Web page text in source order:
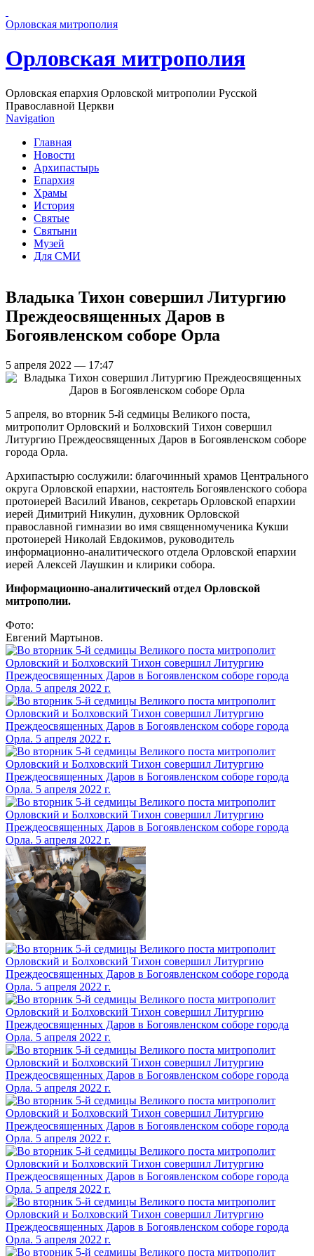
Орловская митрополия
Орловская митрополия
Орловская епархия Орловской митрополии Русской
Православной Церкви
Navigation
Главная
Новости
Архипастырь
Епархия
Храмы
История
Святые
Святыни
Музей
Для СМИ
Владыка Тихон совершил Литургию
Преждеосвященных Даров в
Богоявленском соборе Орла
5 апреля 2022 — 17:47
5 апреля, во вторник 5-й седмицы Великого поста,
митрополит Орловский и Болховский Тихон совершил
Литургию Преждеосвященных Даров в Богоявленском соборе
города Орла.
Архипастырю сослужили: благочинный храмов Центрального
округа Орловской епархии, настоятель Богоявленского собора
протоиерей Василий Иванов, секретарь Орловской епархии
иерей Димитрий Никулин, духовник Орловской
православной гимназии во имя священномученика Кукши
протоиерей Николай Евдокимов, руководитель
информационно-аналитического отдела Орловской епархии
иерей Алексей Лаушкин и клирики собора.
Информационно-аналитический отдел Орловской
митрополии.
Фото:
Евгений Мартынов.